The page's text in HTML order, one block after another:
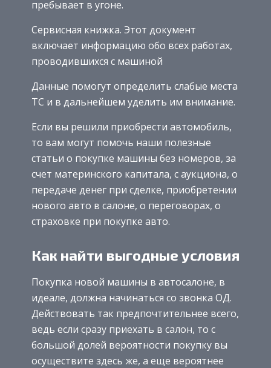
пребывает в угоне.
Сервисная книжка. Этот документ
включает информацию обо всех работах,
проводившихся с машиной
Данные помогут определить слабые места
ТС и в дальнейшем уделить им внимание.
Если вы решили приобрести автомобиль,
то вам могут помочь наши полезные
статьи о покупке машины без номеров, за
счет материнского капитала, с аукциона, о
передаче денег при сделке, приобретении
нового авто в салоне, о переговорах, о
страховке при покупке авто.
Как найти выгодные условия
Покупка новой машины в автосалоне, в
идеале, должна начинаться со звонка ОД.
Действовать так предпочтительнее всего,
ведь если сразу приехать в салон, то с
большой долей вероятности покупку вы
осуществите здесь же, а еще вероятнее